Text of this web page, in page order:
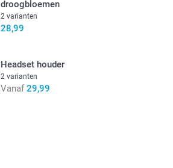
droogbloemen
2 varianten
28,99
Headset houder
2 varianten
Vanaf 29,99